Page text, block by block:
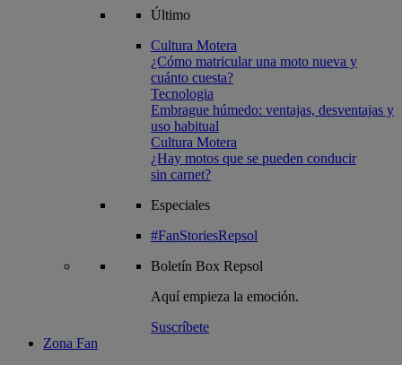
Último
Cultura Motera
¿Cómo matricular una moto nueva y
cuánto cuesta?
Tecnologia
Embrague húmedo: ventajas, desventajas y
uso habitual
Cultura Motera
¿Hay motos que se pueden conducir
sin carnet?
Especiales
#FanStoriesRepsol
Boletín Box Repsol
Aquí empieza la emoción.
Suscríbete
Zona Fan